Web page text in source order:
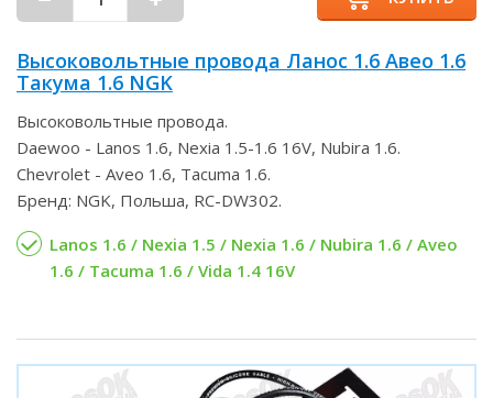
Высоковольтные провода Ланос 1.6 Авео 1.6
Такума 1.6 NGK
Высоковольтные провода.
Daewoo - Lanos 1.6, Nexia 1.5-1.6 16V, Nubira 1.6.
Chevrolet - Aveo 1.6, Tacuma 1.6.
Бренд: NGK, Польша, RC-DW302.
Lanos 1.6 / Nexia 1.5 / Nexia 1.6 / Nubira 1.6 / Aveo
1.6 / Tacuma 1.6 / Vida 1.4 16V